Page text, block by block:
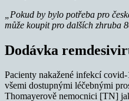
„Pokud by bylo potřeba pro
může koupit pro dalších zhruba
Dodávka
Pacienty nakažené infekcí
všemi dostupnými léčebnými
Thomayerově nemocnici [TN]